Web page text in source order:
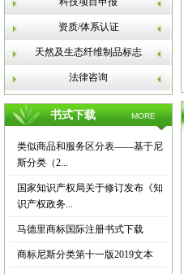
资质/体系认证
天然及生态纤维制品标志
法律咨询
书式下载 MORE
类似商品和服务区分表——基于尼
斯分类（2...
国家知识产权局关于修订发布《知
识产权政务...
马德里商标国际注册书式下载
商标尼斯分类第十一版2019文本